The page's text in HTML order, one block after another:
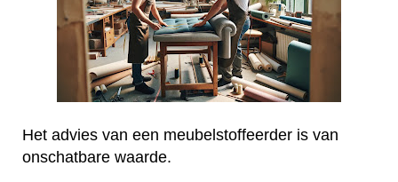
Het advies van een meubelstoffeerder is van
onschatbare waarde.